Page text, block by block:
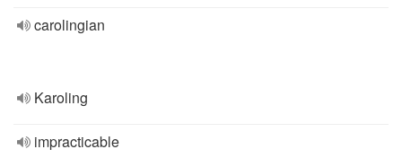
carolingian
Karoling
impracticable